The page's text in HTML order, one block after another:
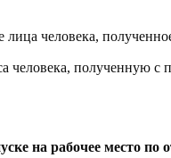
лица человека,
человека, полученную
на рабочее место